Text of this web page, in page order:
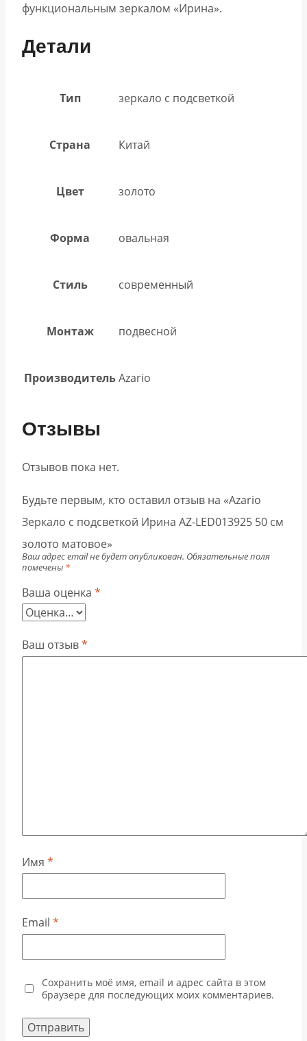
функциональным зеркалом «Ирина».
Детали
Тип зеркало с подсветкой
Страна Китай
Цвет золото
Форма овальная
Стиль современный
Монтаж подвесной
ПроизводительAzario
Отзывы
Отзывов пока нет.
Будьте первым, кто оставил отзыв на «Azario
Зеркало с подсветкой Ирина АZ-LED013925 50 см
золото матовое»
Ваш адрес email не будет опубликован. Обязательные поля
помечены *
Ваша оценка *
Ваш отзыв*
Имя *
Email *
Сохранить моё имя, email и адрес сайта в этом
браузере для последующих моих комментариев.